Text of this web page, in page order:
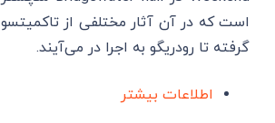
است که در آن آثار مختلفی از تاکمیتسو
گرفته تا رودریگو به اجرا در می‌آیند.
اطلاعات بیشتر